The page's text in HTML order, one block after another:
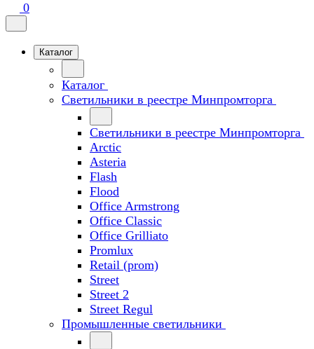
0
Каталог
Каталог
Светильники в реестре Минпромторга
Светильники в реестре Минпромторга
Arctic
Asteria
Flash
Flood
Office Armstrong
Office Classic
Office Grilliato
Promlux
Retail (prom)
Street
Street 2
Street Regul
Промышленные светильники